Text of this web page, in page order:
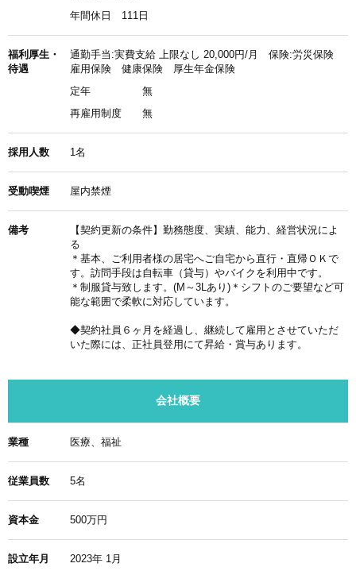
年間休日 111日
福利厚生・
待遇
通勤手当:実費支給 上限なし 20,000円/月 保険:労災保険
雇用保険 健康保険 厚生年金保険
定年
無
再雇用制度
無
採用人数 1名
受動喫煙 屋内禁煙
備考
【契約更新の条件】勤務態度、実績、能力、経営状況によ
る
＊基本、ご利用者様の居宅へご自宅から直行・直帰ＯＫで
す。訪問手段は自転車（貸与）やバイクを利用中です。
＊制服貸与致します。(M～3Lあり)＊シフトのご要望など可
能な範囲で柔軟に対応しています。
◆契約社員６ヶ月を経過し、継続して雇用とさせていただ
いた際には、正社員登用にて昇給・賞与あります。
会社概要
業種 医療、福祉
従業員数 5名
資本金 500万円
設立年月 2023年 1月